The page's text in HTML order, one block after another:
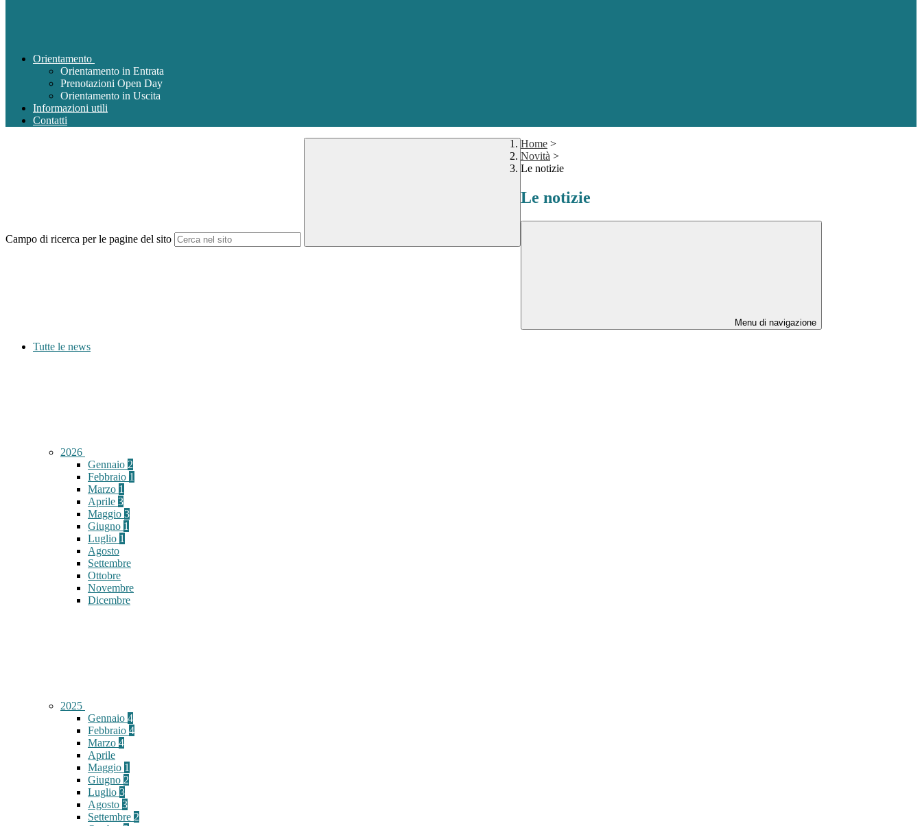
Orientamento
Orientamento in Entrata
Prenotazioni Open Day
Orientamento in Uscita
Informazioni utili
Contatti
Campo di ricerca per le pagine del sito
Home >
Novità >
Le notizie
Le notizie
Menu di navigazione
Tutte le news
2026
Gennaio 2
Febbraio 1
Marzo 1
Aprile 3
Maggio 3
Giugno 1
Luglio 1
Agosto
Settembre
Ottobre
Novembre
Dicembre
2025
Gennaio 4
Febbraio 4
Marzo 4
Aprile
Maggio 1
Giugno 2
Luglio 3
Agosto 3
Settembre 2